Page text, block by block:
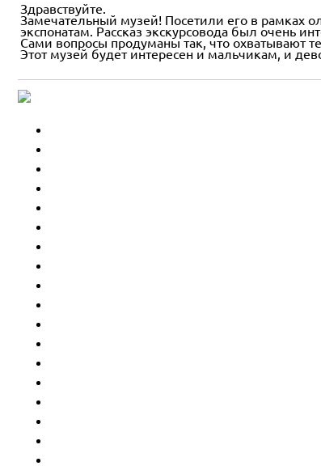
Здравствуйте.
Замечательный музей! Посетили его в рамках
экспонатам. Рассказ экскурсовода был очень
Сами вопросы продуманы так, что охватывают
Этот музей будет интересен и мальчикам, и